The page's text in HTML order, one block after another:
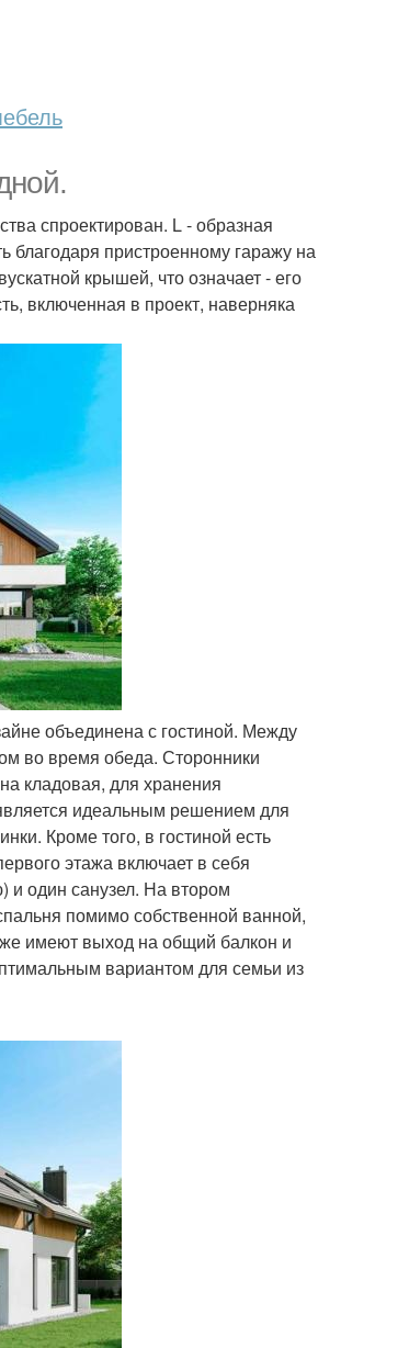
спроектирован. L - образная
пристроенному гаражу на
крышей, что означает - его
включенная в проект, наверняка
объединена с гостиной. Между
во время обеда. Сторонники
кладовая, для хранения
идеальным решением для
Кроме того, в гостиной есть
этажа включает в себя
и один санузел. На втором
помимо собственной ванной,
имеют выход на общий балкон и
вариантом для семьи из